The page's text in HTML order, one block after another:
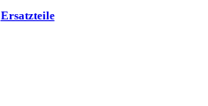
Ersatzteile